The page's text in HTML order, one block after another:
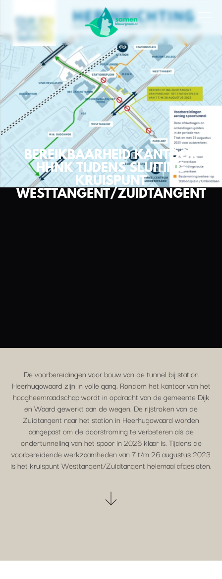
BEREIKBAARHEID KANTOOR
HHNK TIJDENS SLUITING
KRUISPUNT
WESTTANGENT/ZUIDTANGENT
De voorbereidingen voor bouw van de tunnel bij station
Heerhugowaard zijn in volle gang. Rondom het kantoor van het
hoogheemraadschap wordt in opdracht van de gemeente Dijk
en Waard gewerkt aan de wegen. De rijstroken van de
Zuidtangent naar het station in Heerhugowaard worden
aangepast om de doorstroming te verbeteren als de
ondertunneling van het spoor in 2026 klaar is. Tijdens de
voorbereidende werkzaamheden van 7 t/m 26 augustus 2023
is het kruispunt Westtangent/Zuidtangent helemaal afgesloten.